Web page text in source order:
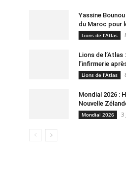
Yassine
du Maroc pour
Lions de l'Atlas
Lions de l’Atlas
l’infirmerie
Lions de l'Atlas
Mondial 2026 :
Nouvelle
Mondial 2026 3